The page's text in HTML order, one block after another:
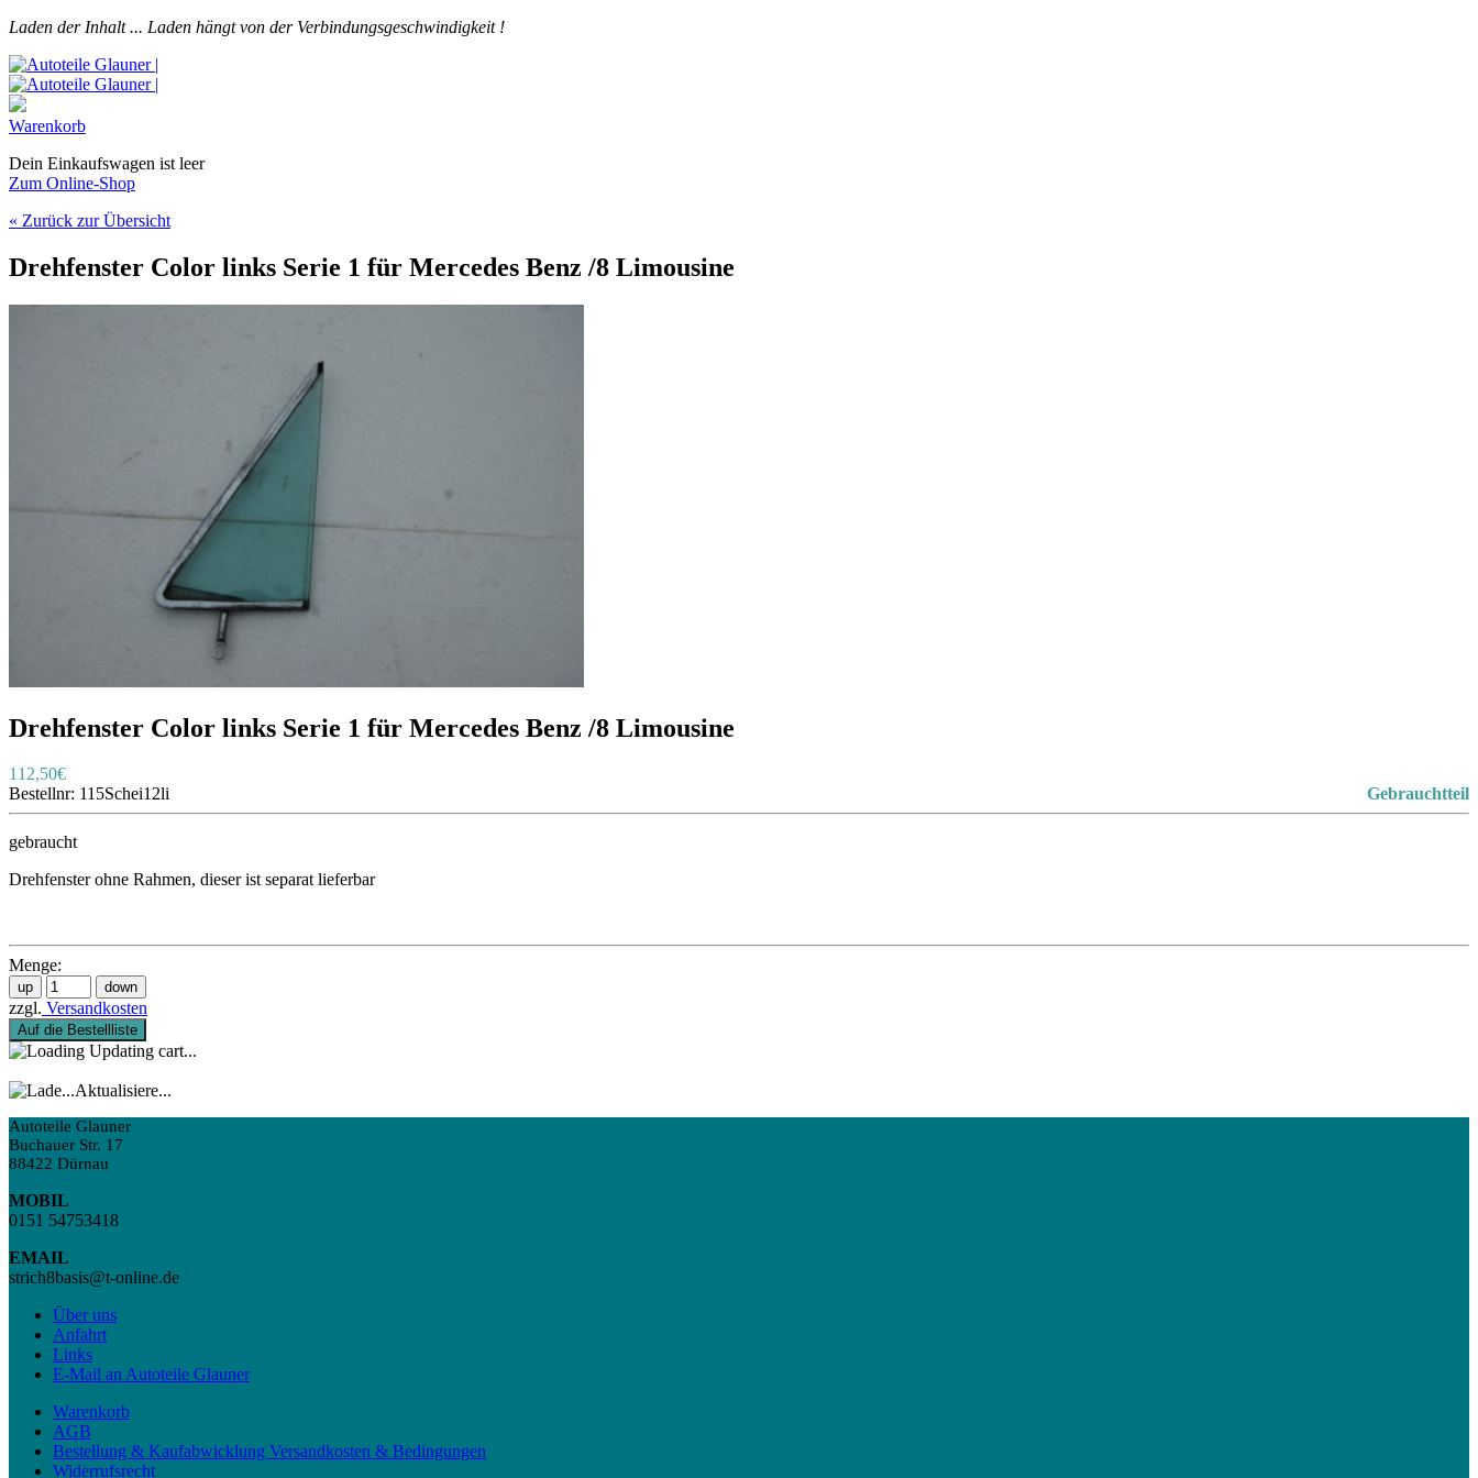
Laden der Inhalt ... Laden hängt von der Verbindungsgeschwindigkeit !
Warenkorb
Dein Einkaufswagen ist leer
Zum Online-Shop
« Zurück zur Übersicht
Drehfenster Color links Serie 1 für Mercedes Benz /8 Limousine
Drehfenster Color links Serie 1 für Mercedes Benz /8 Limousine
112,50€
Bestellnr: 115Schei12li Gebrauchtteil
gebraucht
Drehfenster ohne Rahmen, dieser ist separat lieferbar
Menge:
zzgl. Versandkosten
Auf die Bestellliste
Updating cart...
Aktualisiere...
Autoteile Glauner
Buchauer Str. 17
88422 Dürnau
MOBIL
0151 54753418
EMAIL
strich8basis@t-online.de
Über uns
Anfahrt
Links
E-Mail an Autoteile Glauner
Warenkorb
AGB
Bestellung & Kaufabwicklung Versandkosten & Bedingungen
Widerrufsrecht